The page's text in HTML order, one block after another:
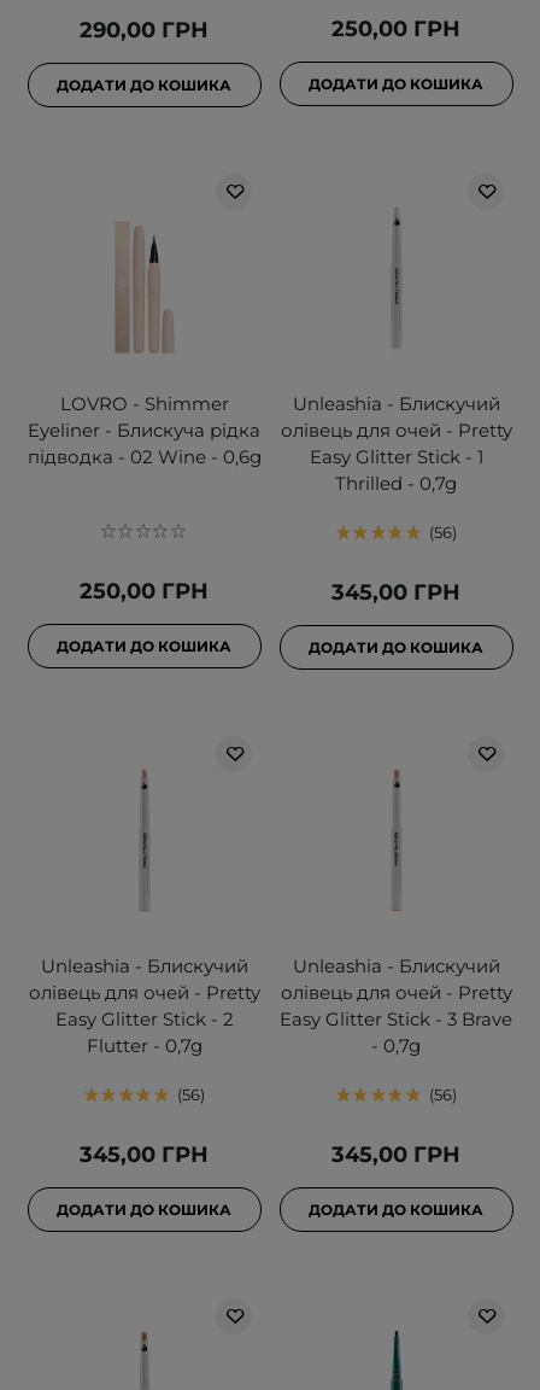
290,00 ГРН
ДОДАТИ ДО КОШИКА
250,00 ГРН
ДОДАТИ ДО КОШИКА
LOVRO - Shimmer
Eyeliner - Блискуча рідка
підводка - 02 Wine - 0,6g
250,00 ГРН
ДОДАТИ ДО КОШИКА
Unleashia - Блискучий
олівець для очей - Pretty
Easy Glitter Stick - 1
Thrilled - 0,7g
56
345,00 ГРН
ДОДАТИ ДО КОШИКА
Unleashia - Блискучий
олівець для очей - Pretty
Easy Glitter Stick - 2
Flutter - 0,7g
56
345,00 ГРН
ДОДАТИ ДО КОШИКА
Unleashia - Блискучий
олівець для очей - Pretty
Easy Glitter Stick - 3 Brave
- 0,7g
56
345,00 ГРН
ДОДАТИ ДО КОШИКА